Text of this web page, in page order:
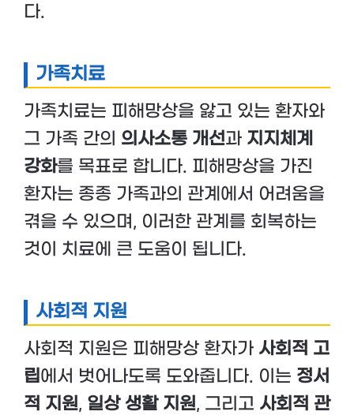
다.
가족치료
가족치료는 피해망상을 앓고 있는 환자와
그 가족 간의 의사소통 개선과 지지체계
강화를 목표로 합니다. 피해망상을 가진
환자는 종종 가족과의 관계에서 어려움을
겪을 수 있으며, 이러한 관계를 회복하는
것이 치료에 큰 도움이 됩니다.
사회적 지원
사회적 지원은 피해망상 환자가 사회적 고
립에서 벗어나도록 도와줍니다. 이는 정서
적 지원, 일상 생활 지원, 그리고 사회적 관